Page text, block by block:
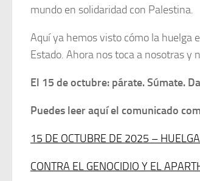
mundo en solidaridad con Palestina.
Aquí ya hemos visto cómo la huelga
Estado. Ahora nos toca a nosotras y
El 15 de octubre: párate. Súmate.
Puedes leer aquí el comunicado
15 DE OCTUBRE DE 2025 –
CONTRA EL GENOCIDIO Y EL